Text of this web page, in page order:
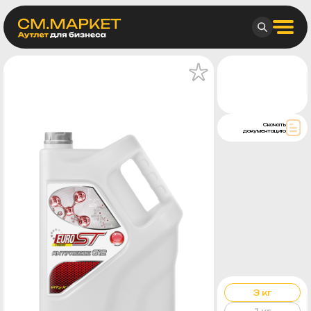
Скачать
документацию
3 кг